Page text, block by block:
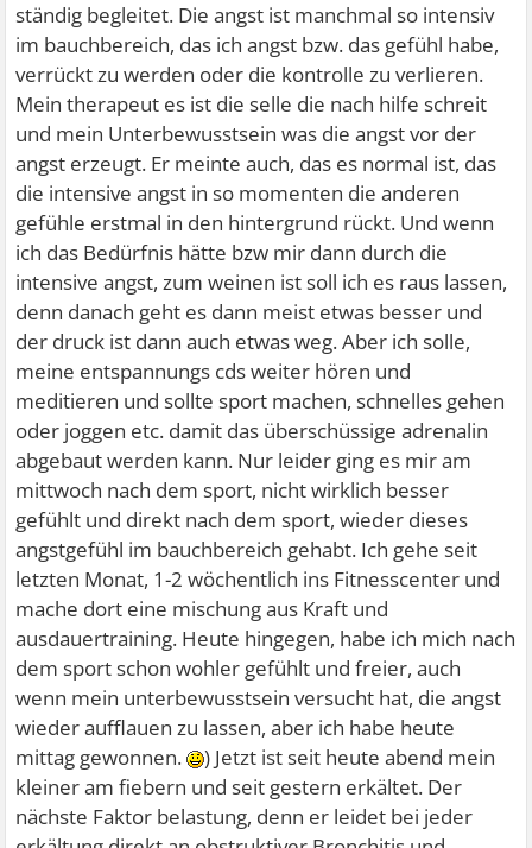
ständig begleitet. Die angst ist manchmal so intensiv
im bauchbereich, das ich angst bzw. das gefühl habe,
verrückt zu werden oder die kontrolle zu verlieren.
Mein therapeut es ist die selle die nach hilfe schreit
und mein Unterbewusstsein was die angst vor der
angst erzeugt. Er meinte auch, das es normal ist, das
die intensive angst in so momenten die anderen
gefühle erstmal in den hintergrund rückt. Und wenn
ich das Bedürfnis hätte bzw mir dann durch die
intensive angst, zum weinen ist soll ich es raus lassen,
denn danach geht es dann meist etwas besser und
der druck ist dann auch etwas weg. Aber ich solle,
meine entspannungs cds weiter hören und
meditieren und sollte sport machen, schnelles gehen
oder joggen etc. damit das überschüssige adrenalin
abgebaut werden kann. Nur leider ging es mir am
mittwoch nach dem sport, nicht wirklich besser
gefühlt und direkt nach dem sport, wieder dieses
angstgefühl im bauchbereich gehabt. Ich gehe seit
letzten Monat, 1-2 wöchentlich ins Fitnesscenter und
mache dort eine mischung aus Kraft und
ausdauertraining. Heute hingegen, habe ich mich nach
dem sport schon wohler gefühlt und freier, auch
wenn mein unterbewusstsein versucht hat, die angst
wieder aufflauen zu lassen, aber ich habe heute
mittag gewonnen.
) Jetzt ist seit heute abend mein
kleiner am fiebern und seit gestern erkältet. Der
nächste Faktor belastung, denn er leidet bei jeder